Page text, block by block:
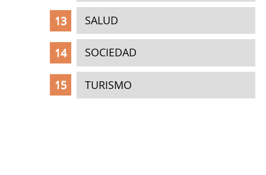
SALUD
SOCIEDAD
TURISMO